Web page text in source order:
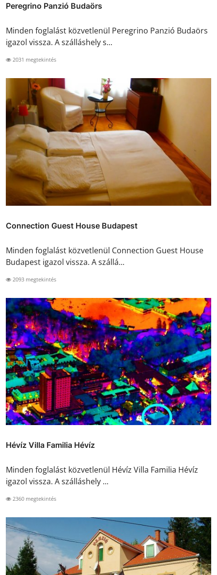
Peregrino Panzió Budaörs
Minden foglalást közvetlenül Peregrino Panzió Budaörs
igazol vissza. A szálláshely s...
2031 megtekintés
Connection Guest House Budapest
Minden foglalást közvetlenül Connection Guest House
Budapest igazol vissza. A szállá...
2093 megtekintés
Hévíz Villa Familia Hévíz
Minden foglalást közvetlenül Hévíz Villa Familia Hévíz
igazol vissza. A szálláshely ...
2360 megtekintés